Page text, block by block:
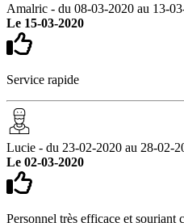
Amalric - du 08-03-2020 au 13-
Le 15-03-2020
Service rapide
Lucie - du 23-02-2020 au 28-02-
Le 02-03-2020
Personnel très efficace et souriant